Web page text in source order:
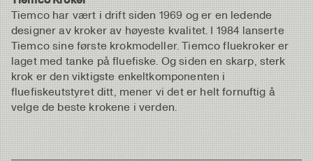
Tiemco har vært i drift siden 1969 og er en ledende
designer av kroker av høyeste kvalitet. I 1984 lanserte
Tiemco sine første krokmodeller. Tiemco fluekroker er
laget med tanke på fluefiske. Og siden en skarp, sterk
krok er den viktigste enkeltkomponenten i
fluefiskeutstyret ditt, mener vi det er helt fornuftig å
velge de beste krokene i verden.